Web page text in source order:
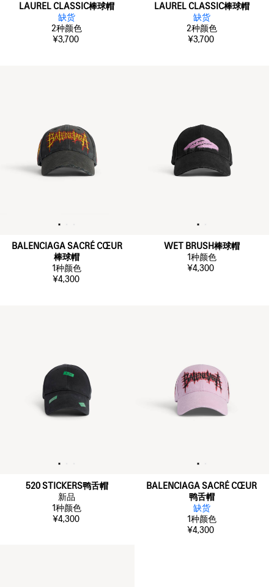
LAUREL CLASSIC棒球帽
缺货
2种颜色
¥3,700
LAUREL CLASSIC棒球帽
缺货
2种颜色
¥3,700
BALENCIAGA SACRÉ CŒUR
棒球帽
1种颜色
¥4,300
WET BRUSH棒球帽
1种颜色
¥4,300
520 STICKERS鸭舌帽
新品
1种颜色
¥4,300
BALENCIAGA SACRÉ CŒUR
鸭舌帽
缺货
1种颜色
¥4,300